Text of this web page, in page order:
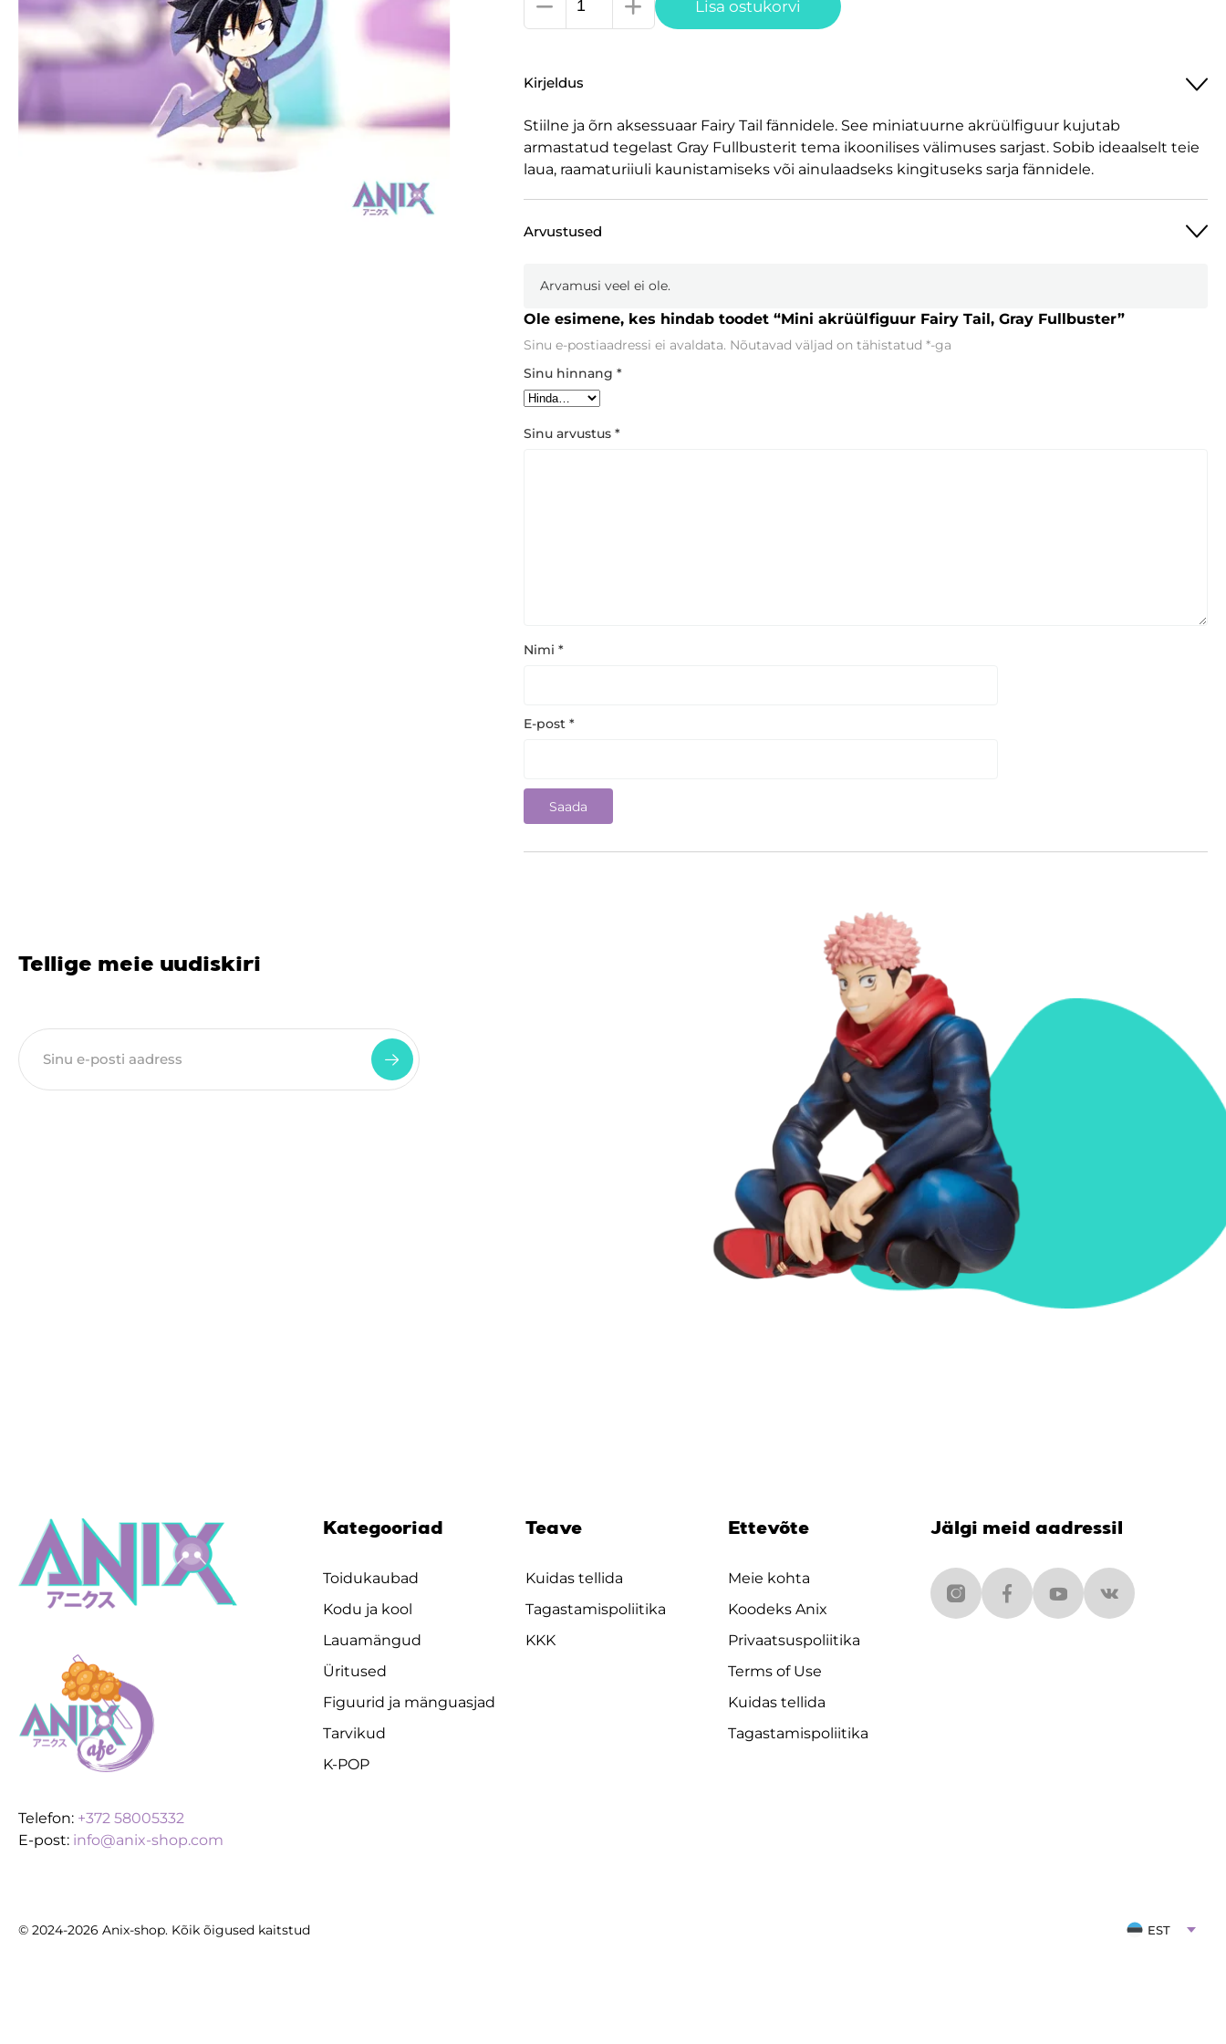
Mini
akrüülfiguur
Gray
kogus
Lisa ostukorvi
Kirjeldus
Stiilne ja õrn aksessuaar Fairy Tail fännidele. See miniatuurne akrüülfiguur kujutab
armastatud tegelast Gray Fullbusterit tema ikoonilises välimuses sarjast. Sobib ideaalselt teie
laua, raamaturiiuli kaunistamiseks või ainulaadseks kingituseks sarja fännidele.
Arvustused
Arvamusi veel ei ole.
Ole esimene, kes hindab toodet “Mini akrüülfiguur Fairy Tail, Gray Fullbuster”
Sinu e-postiaadressi ei avaldata. Nõutavad väljad on tähistatud *-ga
Sinu hinnang *
Sinu arvustus *
Nimi *
E-post *
Tellige meie uudiskiri
Telefon: +372 58005332
E-post: info@anix-shop.com
Kategooriad
Toidukaubad
Kodu ja kool
Lauamängud
Üritused
Figuurid ja mänguasjad
Tarvikud
K-POP
Teave
Kuidas tellida
Tagastamispoliitika
KKK
Ettevõte
Meie kohta
Koodeks Anix
Privaatsuspoliitika
Terms of Use
Kuidas tellida
Tagastamispoliitika
Jälgi meid aadressil
© 2024-2026 Anix-shop. Kõik õigused kaitstud EST